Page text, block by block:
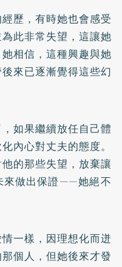
歷，有時她也會感受
此非常失望，這讓她
相信，這種興趣與她
來已逐漸覺得這些幻
如果繼續放任自己體
內心對丈夫的態度。
的那些失望，放棄讓
來做出保證——她絕不
一樣，因理想化而迸
個人，但她後來才發